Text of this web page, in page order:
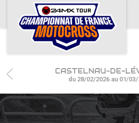
ACCUEIL
ACTUS
CALENDRIER
RÉSULTATS
PHOTOS / WEB TV
CASTELNAU-DE-
du 28/02/2026 au 01/03/